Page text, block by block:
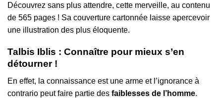
Découvrez sans plus attendre, cette merveille, au contenu
de 565 pages ! Sa couverture cartonnée laisse apercevoir
une illustration des plus éloquente.
Talbis Iblis : Connaître pour mieux s’en
détourner !
En effet, la connaissance est une arme et l’ignorance à
contrario peut faire partie des faiblesses de l’homme.